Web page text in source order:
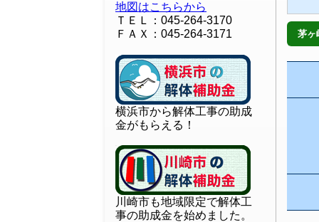
茅ヶ
地図はこちらから
ＴＥＬ：045-264-3170
ＦＡＸ：045-264-3171
横浜市から解体工事の助成
金がもらえる！
川崎市も地域限定で解体工
事の助成金を始めました。